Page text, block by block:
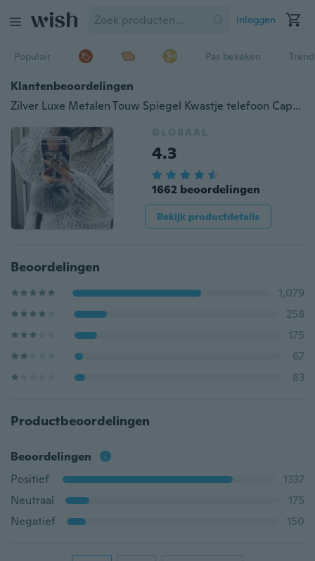
Inloggen
Populair Pas bekeken
Klantenbeoordelingen
Zilver Luxe Metalen Touw Spiegel Kwastje telefoon Capa nep konijnenbont bal Voor iPhone 7 7 Plus 6 6 S 6 plus 4 5 S 5 S SE / Samsung S4 S5 S6 S7 / A5 A7 A8 / J3 J5 J7 J510 J710 / Note 3 4 5 7
GLOBAAL
4.3
1662 beoordelingen
Bekijk productdetails
Beoordelingen
1,079
258
175
67
83
Productbeoordelingen
Beoordelingen
Positief
1337
Neutraal
175
Negatief
150